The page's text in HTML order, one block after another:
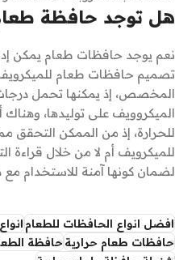
هل توجد حافظة
نعم يوجد حافظات طعام يمكن
تصميم حافظات طعام
المخصص، إذ يمكنها تحمل درجات
الميكروويف على توليدها،
للحرارة، إذ من الممكن التحقق
للميكرويف أم لا من خلال قراءة
لضمان كونها آمنة للاستخدام مع
افضل انواع الحافظات للطعام
حافظات طعام حراريةحافظة